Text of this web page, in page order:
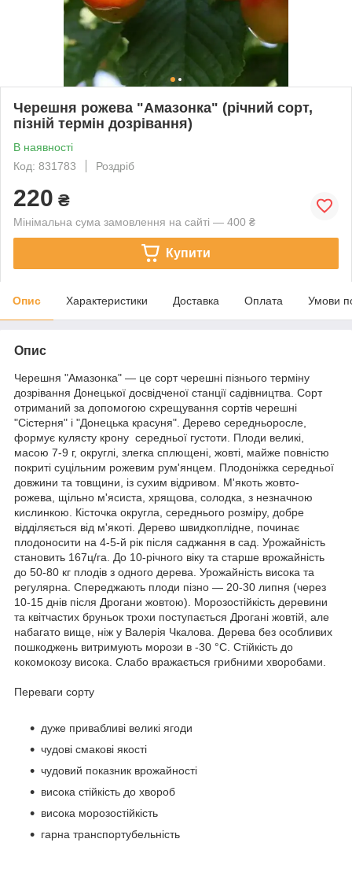
Черешня рожева "Амазонка" (річний сорт,
пізній термін дозрівання)
В наявності
Код: 831783
Роздріб
220 ₴
Мінімальна сума замовлення на сайті — 400 ₴
Купити
Опис Характеристики Доставка Оплата Умови
Опис
Черешня "Амазонка" — це сорт черешні пізнього терміну
дозрівання Донецької досвідченої станції садівництва. Сорт
отриманий за допомогою схрещування сортів черешні
"Сістерня" і "Донецька красуня". Дерево середньоросле,
формує кулясту крону середньої густоти. Плоди великі,
масою 7-9 г, округлі, злегка сплющені, жовті, майже повністю
покриті суцільним рожевим рум'янцем. Плодоніжка середньої
довжини та товщини, із сухим відривом. М'якоть жовто-
рожева, щільно м'ясиста, хрящова, солодка, з незначною
кислинкою. Кісточка округла, середнього розміру, добре
відділяється від м'якоті. Дерево швидкоплідне, починає
плодоносити на 4-5-й рік після саджання в сад. Урожайність
становить 167ц/га. До 10-річного віку та старше врожайність
до 50-80 кг плодів з одного дерева. Урожайність висока та
регулярна. Спереджають плоди пізно — 20-30 липня (через
10-15 днів після Дрогани жовтою). Морозостійкість деревини
та квітчастих бруньок трохи поступається Дрогані жовтій, але
набагато вище, ніж у Валерія Чкалова. Дерева без особливих
пошкоджень витримують морози в -30 °C. Стійкість до
кокомокозу висока. Слабо вражається грибними хворобами.
Переваги сорту
дуже привабливі великі ягоди
чудові смакові якості
чудовий показник врожайності
висока стійкість до хвороб
висока морозостійкість
гарна транспортубельність